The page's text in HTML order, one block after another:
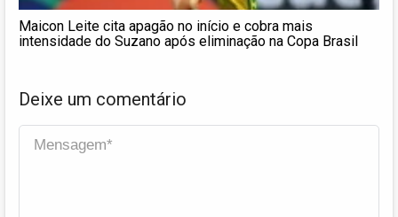
Maicon Leite cita apagão no início e cobra mais
intensidade do Suzano após eliminação na Copa Brasil
Deixe um comentário